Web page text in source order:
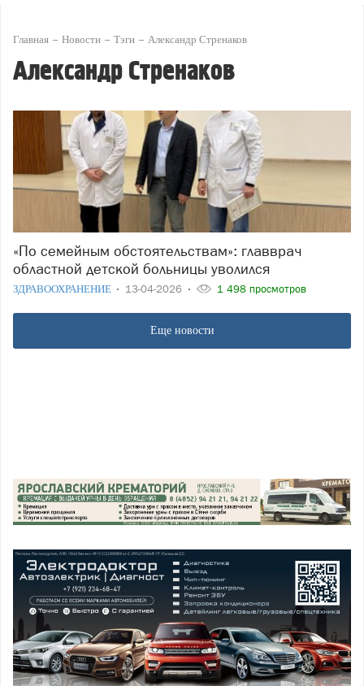
Главная Новости Тэги Александр Стренаков
Александр Стренаков
«По семейным обстоятельствам»: главврач
областной детской больницы уволился
ЗДРАВООХРАНЕНИЕ 13-04-2026 1 498 просмотров
Еще новости